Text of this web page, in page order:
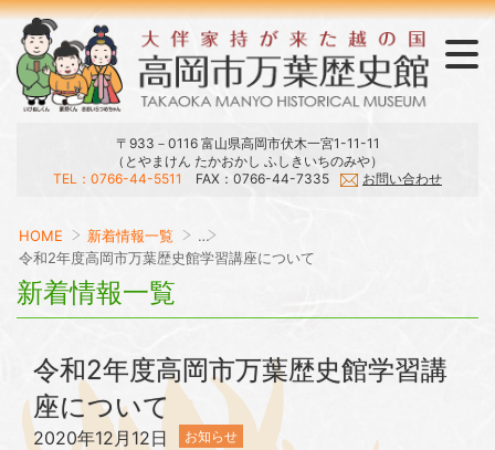
〒933－0116 富山県高岡市伏木一宮1-11-11
（とやまけん たかおかし ふしきいちのみや）
TEL：0766-44-5511
FAX：0766-44-7335 お問い合わせ
展示・庭園・館内マップ
ラウンジ・おみやげ・刊行物
開館日・時間・観覧料
HOME 新着情報一覧
…
令和2年度高岡市万葉歴史館学習講座について
新着情報一覧
令和2年度高岡市万葉歴史館学習講
座について
2020年12月12日 お知らせ